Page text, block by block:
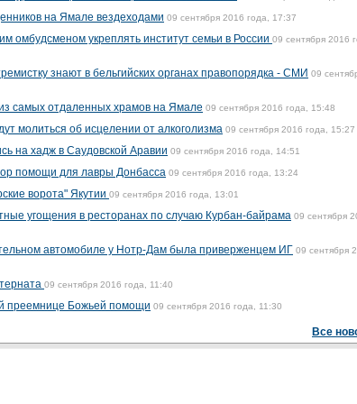
на Ямале вездеходами 09 сентября 2016 года, 17:37
омбудсменом укреплять институт семьи в России 09 сентября 2016
знают в бельгийских органах правопорядка - СМИ 09
самых отдаленных храмов на Ямале 09 сентября 2016 года, 15:48
молиться об исцелении от алкоголизма 09 сентября 2016 года, 15:27
на хадж в Саудовской Аравии 09 сентября 2016 года, 14:51
помощи для лавры Донбасса 09 сентября 2016 года, 13:24
ворота" Якутии 09 сентября 2016 года, 13:01
угощения в ресторанах по случаю Курбан-байрама 09 сентября
автомобиле у Нотр-Дам была приверженцем ИГ 09 сентября
09 сентября 2016 года, 11:40
преемнице Божьей помощи 09 сентября 2016 года, 11:30
Все